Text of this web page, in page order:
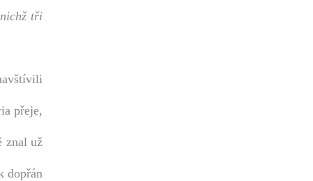
tři
přeje,
znal už
dopřán